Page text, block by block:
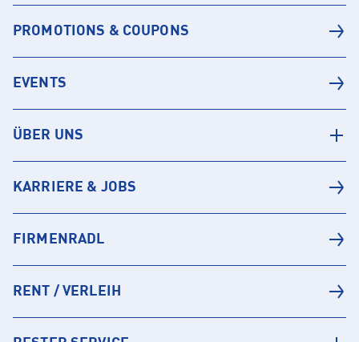
PROMOTIONS & COUPONS
EVENTS
ÜBER UNS
KARRIERE & JOBS
FIRMENRADL
RENT / VERLEIH